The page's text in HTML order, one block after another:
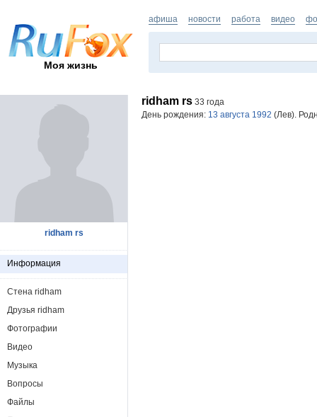
Моя жизнь
афиша новости работа видео
ridham rs 33 года
День рождения: 13 августа 1992 (Лев).
ridham rs
Информация
Стена ridham
Друзья ridham
Фотографии
Видео
Музыка
Вопросы
Файлы